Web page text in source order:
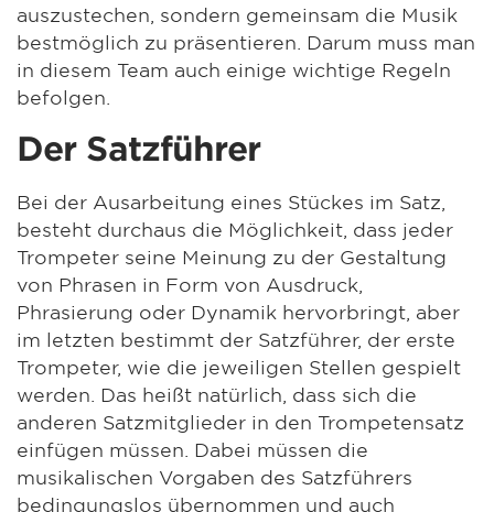
auszustechen, sondern gemeinsam die Musik
bestmöglich zu präsentieren. Darum muss man
in diesem Team auch einige wichtige Regeln
befolgen.
Der Satzführer
Bei der Ausarbeitung eines Stückes im Satz,
besteht durchaus die Möglichkeit, dass jeder
Trompeter seine Meinung zu der Gestaltung
von Phrasen in Form von Ausdruck,
Phrasierung oder Dynamik hervorbringt, aber
im letzten bestimmt der Satzführer, der erste
Trompeter, wie die jeweiligen Stellen gespielt
werden. Das heißt natürlich, dass sich die
anderen Satzmitglieder in den Trompetensatz
einfügen müssen. Dabei müssen die
musikalischen Vorgaben des Satzführers
bedingungslos übernommen und auch